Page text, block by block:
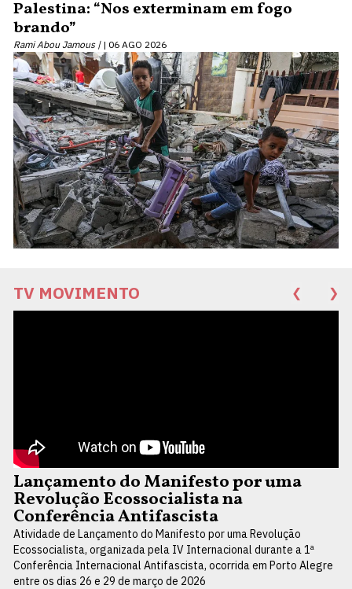
Palestina: “Nos exterminam em fogo
brando”
Rami Abou Jamous | 06 AGO 2026
TV MOVIMENTO ❮ ❯
Lançamento do Manifesto por uma
Revolução Ecossocialista na
Conferência Antifascista
Atividade de Lançamento do Manifesto por uma Revolução
Ecossocialista, organizada pela IV Internacional durante a 1ª
Conferência Internacional Antifascista, ocorrida em Porto Alegre
entre os dias 26 e 29 de março de 2026